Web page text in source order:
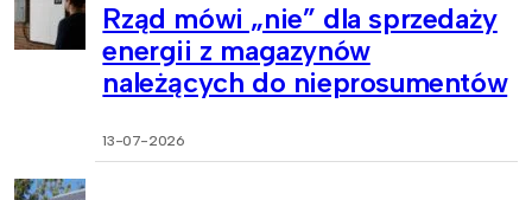
Rząd mówi „nie” dla sprzedaży
energii z magazynów
należących do nieprosumentów
13-07-2026